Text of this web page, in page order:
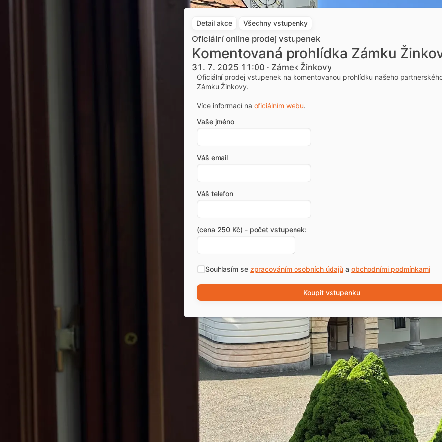
Detail akce Všechny vstupenky
Oficiální online prodej vstupenek
Komentovaná prohlídka Zámku
31. 7. 2025 11:00 · Zámek Žinkovy
Oficiální prodej vstupenek na komentovanou prohlídku našeho
Zámku Žinkovy.
Více informací na oficiálním webu.
Vaše jméno
Váš email
Váš telefon
(cena 250 Kč) - počet vstupenek:
Souhlasím se zpracováním osobních údajů a obchodními podmínkami
Koupit vstupenku